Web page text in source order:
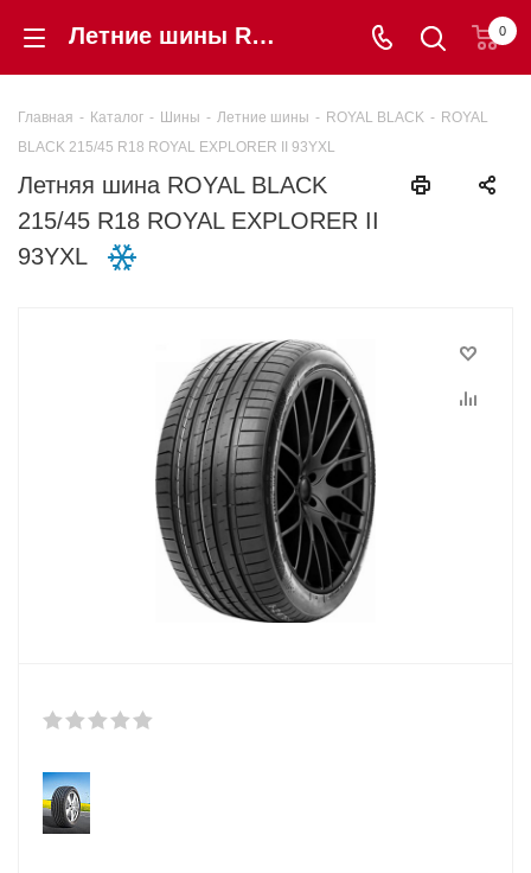
Летние шины ROYAL BLACK 215/45 R18 ROYAL EXPLORER II 93YXL купить в интернет-магазине «Шинторг» в Калининграде 0
Главная - Каталог - Шины - Летние шины - ROYAL BLACK - ROYAL
BLACK 215/45 R18 ROYAL EXPLORER II 93YXL
Летняя шина ROYAL BLACK
215/45 R18 ROYAL EXPLORER II
93YXL